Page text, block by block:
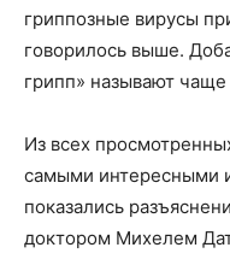
гриппозные вирусы
говорилось выше.
грипп» называют
Из всех
самыми интересными
показались
доктором Михелем